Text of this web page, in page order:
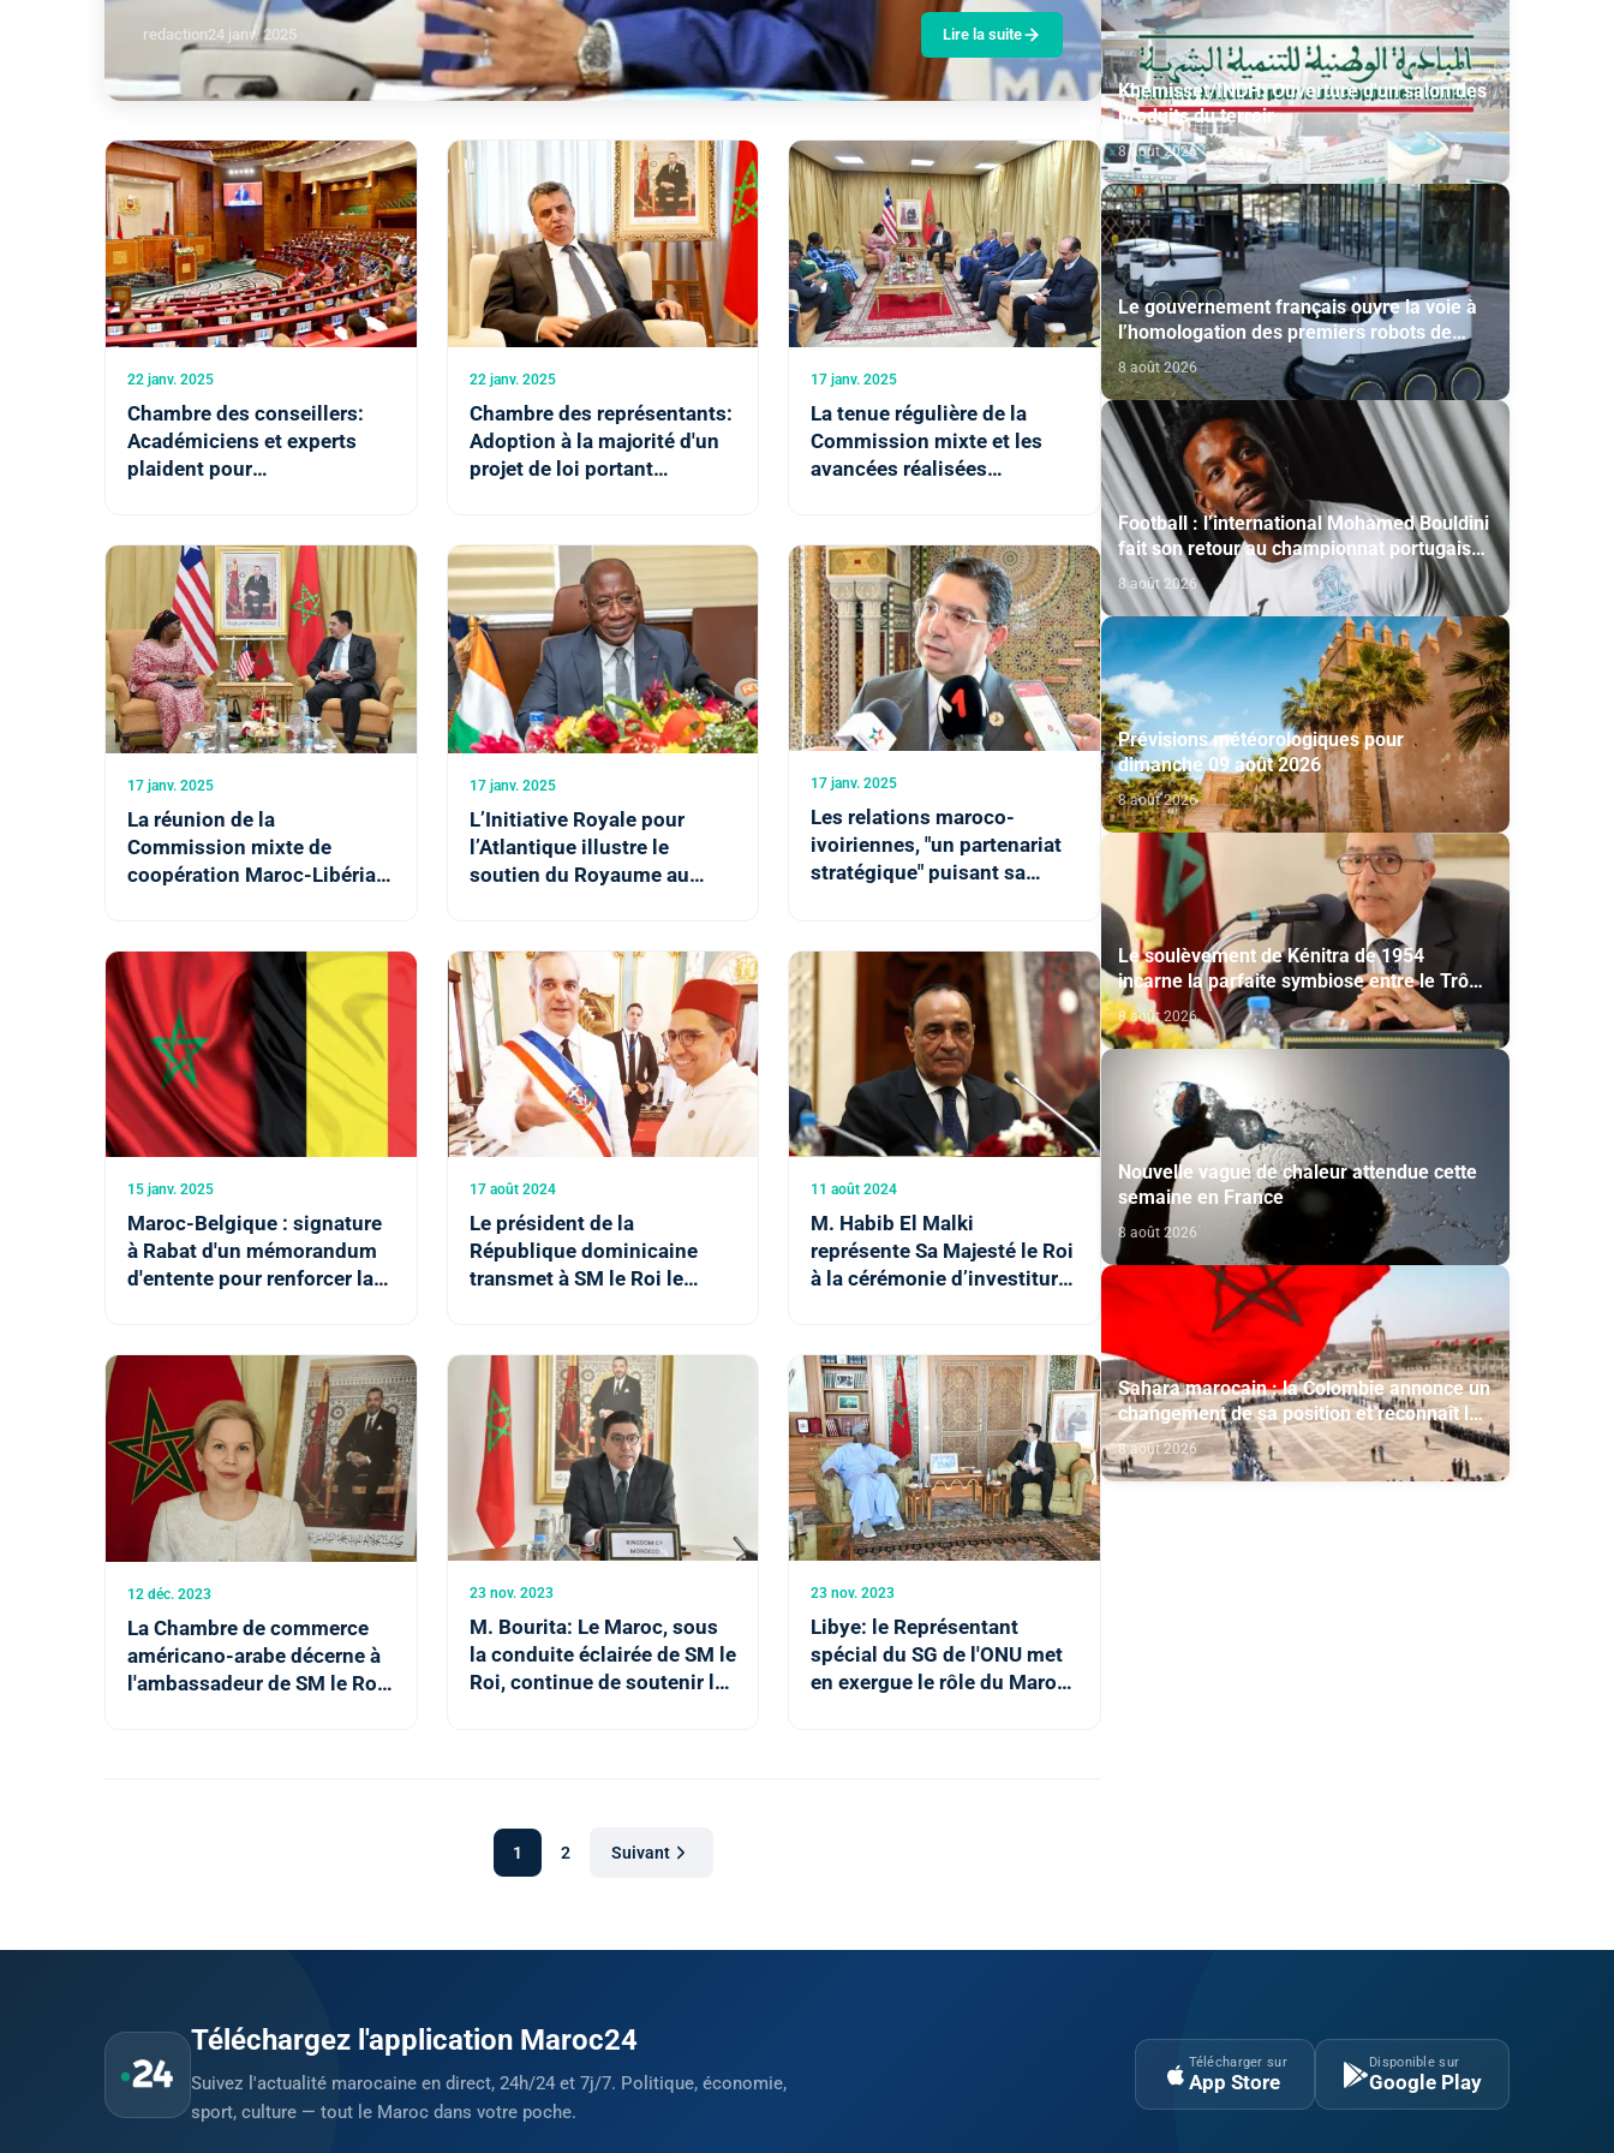
redaction24 janv. 2025 Lire la suite
22 janv. 2025
Chambre des conseillers:
Académiciens et experts
plaident pour
du droit de grève
22 janv. 2025
Chambre des représentants:
Adoption à la majorité d'un
projet de loi portant
justice
17 janv. 2025
La tenue régulière de la
Commission mixte et les
avancées réalisées
et le Libéria (ministre
libérienne des AE)
17 janv. 2025
La réunion de la
Commission mixte de
coopération Maroc-Libéria,
solide (M. Bourita)
17 janv. 2025
L’Initiative Royale pour
l’Atlantique illustre le
soutien du Royaume au
17 janv. 2025
Les relations maroco-
ivoiriennes, "un partenariat
stratégique" puisant sa
faveur d’un continent uni
(M. Bourita)
15 janv. 2025
Maroc-Belgique : signature
à Rabat d'un mémorandum
d'entente pour renforcer la
17 août 2024
Le président de la
République dominicaine
transmet à SM le Roi le
le Sahara et son intention
d’ouvrir un consulat à
Dakhla
11 août 2024
M. Habib El Malki
représente Sa Majesté le Roi
à la cérémonie d’investiture
12 déc. 2023
La Chambre de commerce
américano-arabe décerne à
l'ambassadeur de SM le Roi
23 nov. 2023
M. Bourita: Le Maroc, sous
la conduite éclairée de SM le
Roi, continue de soutenir les
23 nov. 2023
Libye: le Représentant
spécial du SG de l'ONU met
en exergue le rôle du Maroc
1 2 Suivant
Khémisset/INDH: Ouverture d'un salon des
produits du terroir
8 août 2026
Le gouvernement français ouvre la voie à
l’homologation des premiers robots de
livraison autonome
8 août 2026
Football : l’international Mohamed Bouldini
fait son retour au championnat portugais
via l’Académico de Viseu
8 août 2026
Prévisions météorologiques pour
dimanche 09 août 2026
8 août 2026
Le soulèvement de Kénitra de 1954
incarne la parfaite symbiose entre le Trône
et le peuple et l’unité de volonté et de
destin (M. El Ktiri)
8 août 2026
Nouvelle vague de chaleur attendue cette
semaine en France
8 août 2026
Sahara marocain : la Colombie annonce un
changement de sa position et reconnaît la
souveraineté du Maroc sur son Sahara
8 août 2026
Téléchargez l'application Maroc24
Suivez l'actualité marocaine en direct, 24h/24 et 7j/7. Politique, économie,
sport, culture — tout le Maroc dans votre poche.
Télécharger sur
App Store
Disponible sur
Google Play